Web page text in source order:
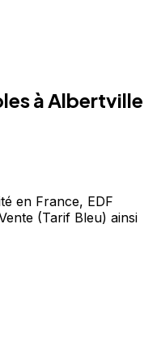
à Albertville
en France, EDF
(Tarif Bleu) ainsi